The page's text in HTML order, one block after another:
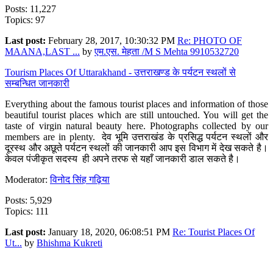
Posts: 11,227
Topics: 97
Last post: February 28, 2017, 10:30:32 PM Re: PHOTO OF
MAANA,LAST ... byएम.एस. मेहता /M S Mehta 9910532720
Tourism Places Of Uttarakhand - उत्तराखण्ड के पर्यटन स्थलों से
सम्बन्धित जानकारी
Everything about the famous tourist places and information of those
beautiful tourist places which are still untouched. You will get the
taste of virgin natural beauty here. Photographs collected by our
members are in plenty. देव भूमि उत्तराखंड के प्रसिद्ध पर्यटन स्थलों और
दूरस्थ और अछूते पर्यटन स्थलों की जानकारी आप इस विभाग में देख सकते है।
केवल पंजीकृत सदस्य ही अपने तरफ से यहाँ जानकारी डाल सकते है।
Moderator:विनोद सिंह गढ़िया
Posts: 5,929
Topics: 111
Last post: January 18, 2020, 06:08:51 PM Re: Tourist Places Of
Ut... by Bhishma Kukreti